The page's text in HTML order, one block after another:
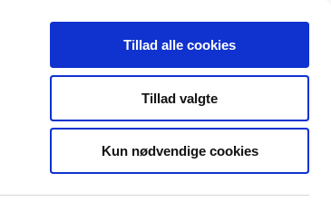
Tillad alle cookies
Tillad valgte
Kun nødvendige cookies
Særlige
produktområder